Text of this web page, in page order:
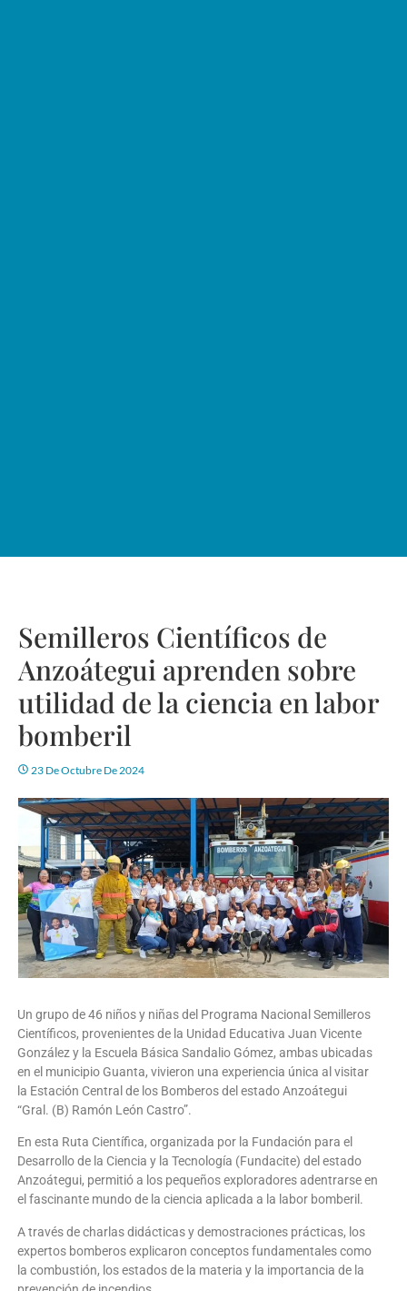
Semilleros Científicos de
Anzoátegui aprenden sobre
utilidad de la ciencia en labor
bomberil
23 De Octubre De 2024
Un grupo de 46 niños y niñas del Programa Nacional Semilleros
Científicos, provenientes de la Unidad Educativa Juan Vicente
González y la Escuela Básica Sandalio Gómez, ambas ubicadas
en el municipio Guanta, vivieron una experiencia única al visitar
la Estación Central de los Bomberos del estado Anzoátegui
“Gral. (B) Ramón León Castro”.
En esta Ruta Científica, organizada por la Fundación para el
Desarrollo de la Ciencia y la Tecnología (Fundacite) del estado
Anzoátegui, permitió a los pequeños exploradores adentrarse en
el fascinante mundo de la ciencia aplicada a la labor bomberil.
A través de charlas didácticas y demostraciones prácticas, los
expertos bomberos explicaron conceptos fundamentales como
la combustión, los estados de la materia y la importancia de la